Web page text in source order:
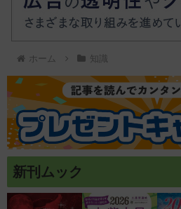
ホーム 知識
新刊ムック